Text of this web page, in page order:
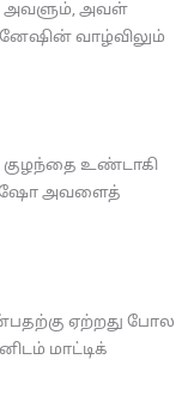
அவளும், அவள்
வாழ்விலும்
உண்டாகி
அவளைத்
ஏற்றது போல
மாட்டிக்